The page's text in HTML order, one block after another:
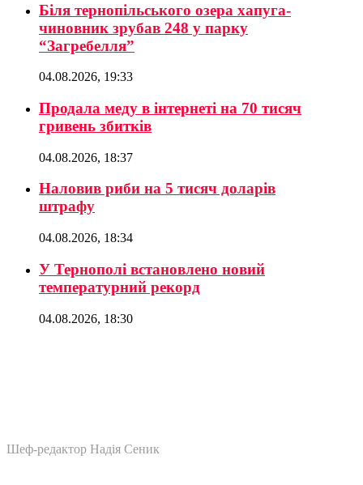
Біля тернопільського озера хапуга-
чиновник зрубав 248 у парку
“Загребелля”
04.08.2026, 19:33
Продала меду в інтернеті на 70 тисяч
гривень збитків
04.08.2026, 18:37
Наловив риби на 5 тисяч доларів
штрафу
04.08.2026, 18:34
У Тернополі встановлено новий
температурний рекорд
04.08.2026, 18:30
Шеф-редактор Надія Сеник